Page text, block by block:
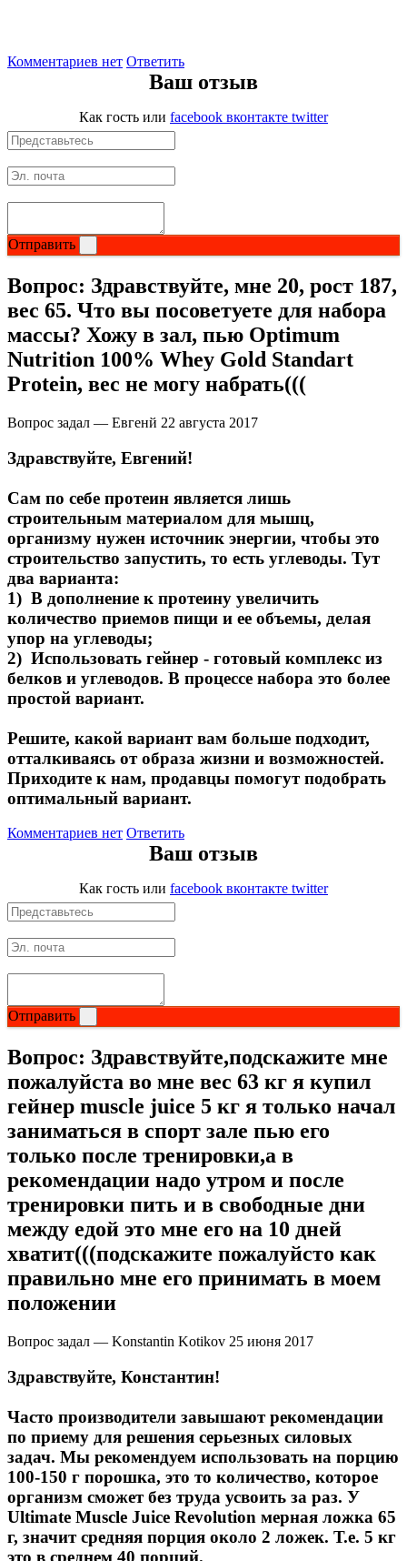
Комментариев нет Ответить
Ваш отзыв
Как гость или facebook вконтакте twitter
Отправить
Вопрос: Здравствуйте, мне 20, рост 187,
вес 65. Что вы посоветуете для набора
массы? Хожу в зал, пью Optimum
Nutrition 100% Whey Gold Standart
Protein, вес не могу набрать(((
Вопрос задал — Евгенй 22 августа 2017
Здравствуйте, Евгений!
Сам по себе протеин является лишь
строительным материалом для мышц,
организму нужен источник энергии, чтобы это
строительство запустить, то есть углеводы. Тут
два варианта:
1) В дополнение к протеину увеличить
количество приемов пищи и ее объемы, делая
упор на углеводы;
2) Использовать гейнер - готовый комплекс из
белков и углеводов. В процессе набора это более
простой вариант.
Решите, какой вариант вам больше подходит,
отталкиваясь от образа жизни и возможностей.
Приходите к нам, продавцы помогут подобрать
оптимальный вариант.
Комментариев нет Ответить
Ваш отзыв
Как гость или facebook вконтакте twitter
Отправить
Вопрос: Здравствуйте,подскажите мне
пожалуйста во мне вес 63 кг я купил
гейнер muscle juice 5 кг я только начал
заниматься в спорт зале пью его
только после тренировки,а в
рекомендации надо утром и после
тренировки пить и в свободные дни
между едой это мне его на 10 дней
хватит(((подскажите пожалуйсто как
правильно мне его принимать в моем
положении
Вопрос задал — Konstantin Kotikov 25 июня 2017
Здравствуйте, Константин!
Часто производители завышают рекомендации
по приему для решения серьезных силовых
задач. Мы рекомендуем использовать на порцию
100-150 г порошка, это то количество, которое
организм сможет без труда усвоить за раз. У
Ultimate Muscle Juice Revolution мерная ложка 65
г, значит средняя порция около 2 ложек. Т.е. 5 кг
это в среднем 40 порций.